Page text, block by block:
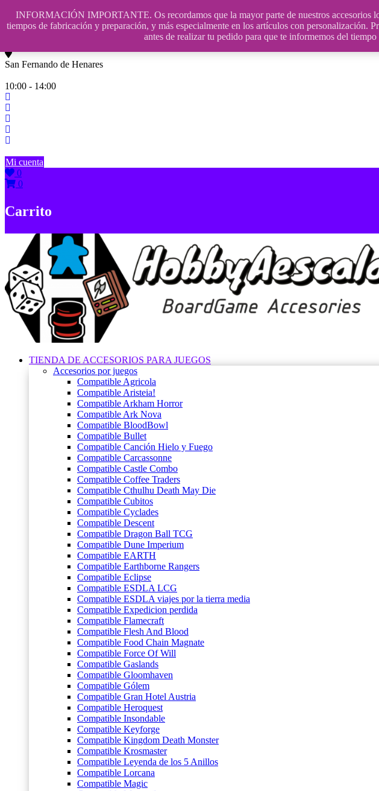
INFORMACIÓN IMPORTANTE. Os recordamos que la mayor parte de nuestros accesorios
tiempos de fabricación y preparación, y más especialmente en los artículos con personalización.
antes de realizar tu pedido para que te informemos del
Saltar
contenido
609241475 SOLO DE 10:00 a 14:00
San Fernando de Henares
10:00 - 14:00
Mi cuenta
0
0
Carrito
TIENDA DE ACCESORIOS PARA JUEGOS
Accesorios por juegos
Compatible Agricola
Compatible Aristeia!
Compatible Arkham Horror
Compatible Ark Nova
Compatible BloodBowl
Compatible Bullet
Compatible Canción Hielo y Fuego
Compatible Carcassonne
Compatible Castle Combo
Compatible Coffee Traders
Compatible Cthulhu Death May Die
Compatible Cubitos
Compatible Cyclades
Compatible Descent
Compatible Dragon Ball TCG
Compatible Dune Imperium
Compatible EARTH
Compatible Earthborne Rangers
Compatible Eclipse
Compatible ESDLA LCG
Compatible ESDLA viajes por la tierra media
Compatible Expedicion perdida
Compatible Flamecraft
Compatible Flesh And Blood
Compatible Food Chain Magnate
Compatible Force Of Will
Compatible Gaslands
Compatible Gloomhaven
Compatible Gólem
Compatible Gran Hotel Austria
Compatible Heroquest
Compatible Insondable
Compatible Keyforge
Compatible Kingdom Death Monster
Compatible Krosmaster
Compatible Leyenda de los 5 Anillos
Compatible Lorcana
Compatible Magic